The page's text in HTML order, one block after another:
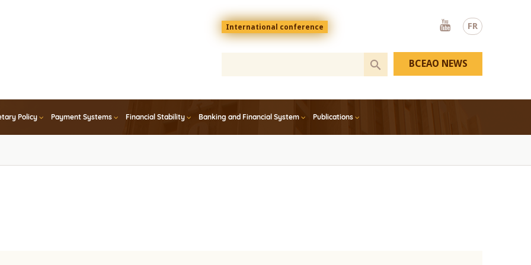
FR
Menu
top
En
International conference
Youtube
Policy Payment Systems Financial Stability Banking and Financial System Publications
BCEAO NEWS